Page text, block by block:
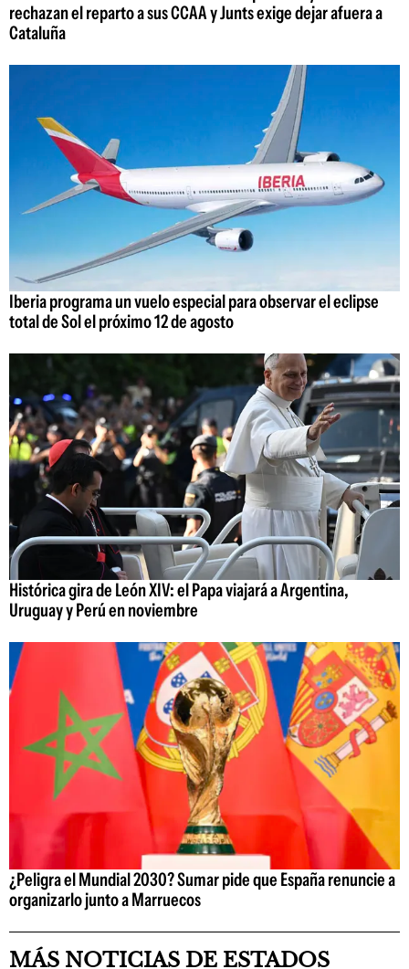
rechazan el reparto a sus CCAA y Junts exige dejar afuera a
Cataluña
Iberia programa un vuelo especial para observar el eclipse
total de Sol el próximo 12 de agosto
Histórica gira de León XIV: el Papa viajará a Argentina,
Uruguay y Perú en noviembre
¿Peligra el Mundial 2030? Sumar pide que España renuncie a
organizarlo junto a Marruecos
MÁS NOTICIAS DE ESTADOS